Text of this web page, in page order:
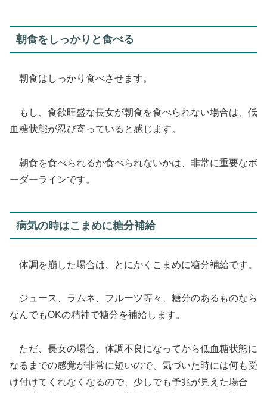
朝食をしっかりと食べる
朝食はしっかり食べさせます。
もし、食欲旺盛な長女が朝食を食べられない場合は、低
血糖状態が忍び寄っていると感じます。
朝食を食べられるか食べられないかは、非常に重要なボ
ーダーラインです。
病気の時はこまめに糖分補給
体調を崩した場合は、とにかくこまめに糖分補給です。
ジュース、ラムネ、フルーツ等々、糖分のあるものなら
なんでもOKの精神で糖分を補給します。
ただ、長女の場合、体調不良になってから低血糖状態に
なるまでの感覚が非常に短いので、気づいた時には何も受
け付けてくれなくなるので、少しでも予兆が見えた場合